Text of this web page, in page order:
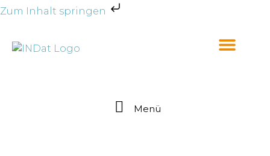
Zum Inhalt springen
Menü